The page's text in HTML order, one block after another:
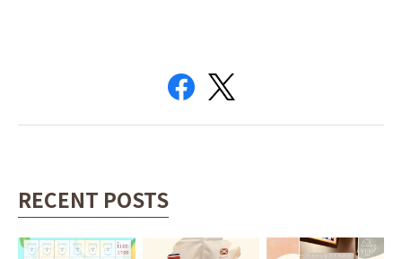
RECENT POSTS